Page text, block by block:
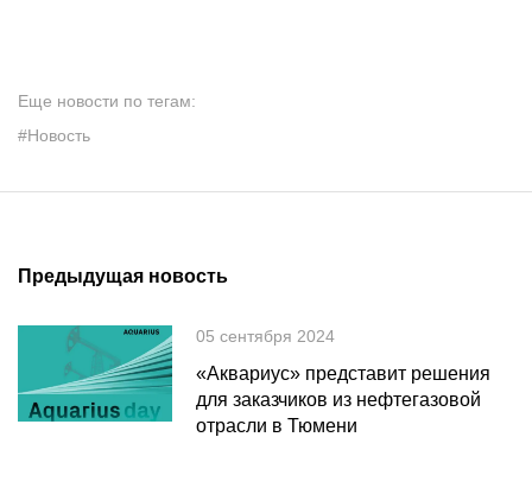
Еще новости по тегам:
#Новость
Предыдущая новость
05 сентября 2024
«Аквариус» представит решения
для заказчиков из нефтегазовой
отрасли в Тюмени